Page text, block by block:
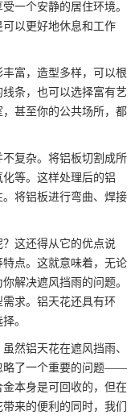
一个安静的居住环境。
以更好地休息和工作
富，造型多样，可以根
条，也可以选择富有艺
甚至你的公共场所，都
复杂。将铝板切割成所
等。这样处理后的铝
将铝板进行弯曲、焊接
这还得从它的优点说
点。这就意味着，无论
解决遮风挡雨的问题。
求。铝天花还具有环
。
然铝天花在遮风挡雨、
略了一个重要的问题——
本身是可回收的，但在
来的便利的同时，我们